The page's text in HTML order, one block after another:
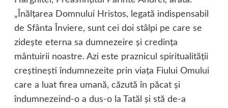
„Înălţarea Domnului Hristos, legată indispensabil
de Sfânta Înviere, sunt cei doi stâlpi pe care se
zideşte eterna sa dumnezeire şi credinţa
mântuirii noastre. Azi este praznicul spiritualităţii
creştineşti îndumnezeite prin viaţa Fiului Omului
care a luat firea umană, căzută în păcat şi
îndumnezeind-o a dus-o la Tatăl şi stă de-a